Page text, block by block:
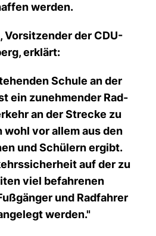
werden.
Vorsitzender der CDU-
erklärt:
Schule an der
ein zunehmender Rad-
an der Strecke zu
vor allem aus den
und Schülern ergibt.
auf der zu
viel befahrenen
und Radfahrer
werden."